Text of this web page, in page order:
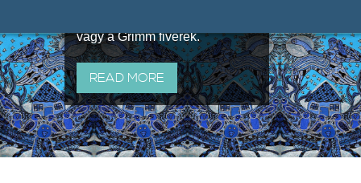
vagy a Grimm fivérek.
READ MORE